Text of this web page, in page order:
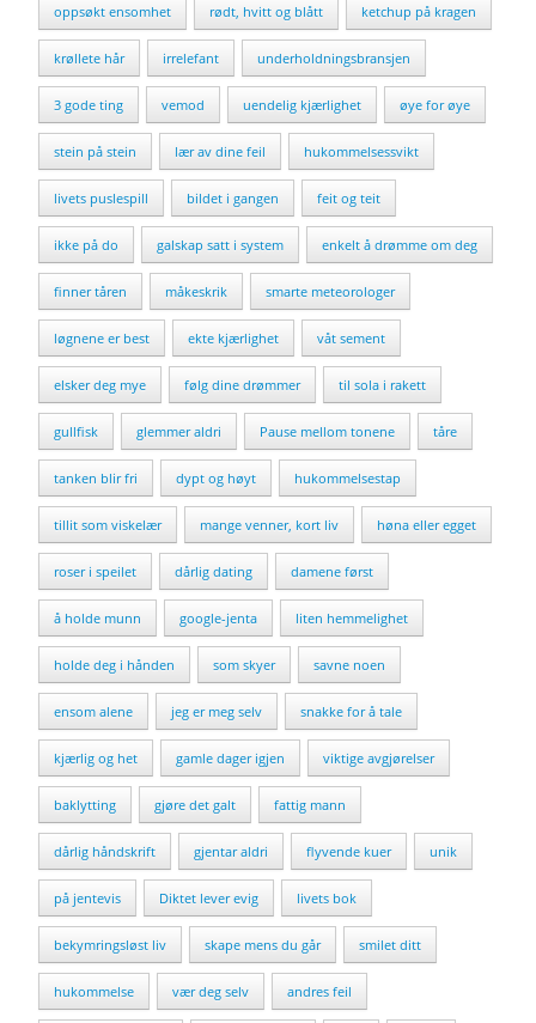
oppsøkt ensomhet rødt, hvitt og blått ketchup på kragen
krøllete hår irrelefant underholdningsbransjen
3 gode ting vemod uendelig kjærlighet øye for øye
stein på stein lær av dine feil hukommelsessvikt
livets puslespill bildet i gangen feit og teit
ikke på do galskap satt i system enkelt å drømme om deg
finner tåren måkeskrik smarte meteorologer
løgnene er best ekte kjærlighet våt sement
elsker deg mye følg dine drømmer til sola i rakett
gullfisk glemmer aldri Pause mellom tonene tåre
tanken blir fri dypt og høyt hukommelsestap
tillit som viskelær mange venner, kort liv høna eller egget
roser i speilet dårlig dating damene først
å holde munn google-jenta liten hemmelighet
holde deg i hånden som skyer savne noen
ensom alene jeg er meg selv snakke for å tale
kjærlig og het gamle dager igjen viktige avgjørelser
baklytting gjøre det galt fattig mann
dårlig håndskrift gjentar aldri flyvende kuer unik
på jentevis Diktet lever evig livets bok
bekymringsløst liv skape mens du går smilet ditt
hukommelse vær deg selv andres feil